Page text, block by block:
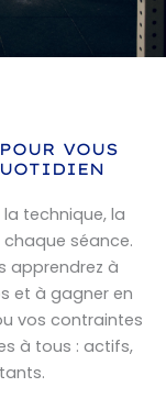
VOUS
technique, la
séance.
apprendrez à
et à gagner en
vos contraintes
à tous : actifs,